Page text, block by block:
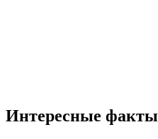
Интересные факты